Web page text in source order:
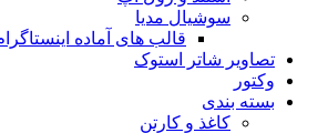
سوشیال مدیا
قالب های آماده
تصاویر شاتر استوک
وکتور
بسته بندی
کاغذ و کارتن